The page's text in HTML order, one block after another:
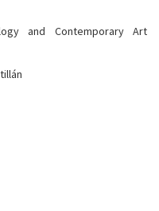
and Contemporary Art